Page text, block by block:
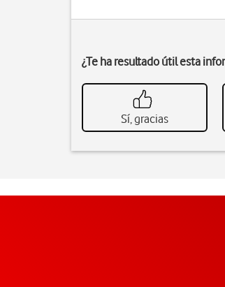
¿Te ha resultado útil esta
Sí, gracias